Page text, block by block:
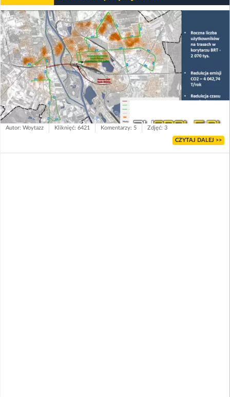
Autor: Woytazz Kliknięć: 6421 Komentarzy: 5 Zdjęć: 3
CZYTAJ DALEJ >>